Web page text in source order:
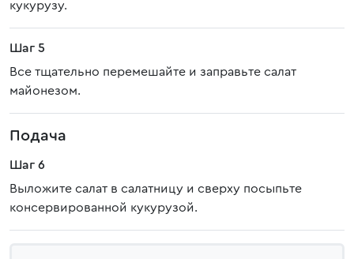
кукурузу.
Шаг 5
Все тщательно перемешайте и заправьте салат
майонезом.
Подача
Шаг 6
Выложите салат в салатницу и сверху посыпьте
консервированной кукурузой.